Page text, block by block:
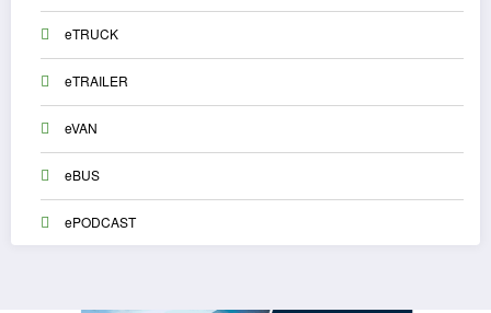
eTRUCK
eTRAILER
eVAN
eBUS
ePODCAST